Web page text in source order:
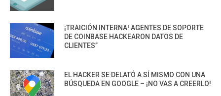
¡TRAICIÓN INTERNA! AGENTES DE SOPORTE
DE COINBASE HACKEARON DATOS DE
CLIENTES”
EL HACKER SE DELATÓ A SÍ MISMO CON UNA
BÚSQUEDA EN GOOGLE – ¡NO VAS A CREERLO!